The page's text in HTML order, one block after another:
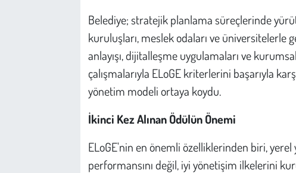
Belediye; stratejik planlama süreçlerinde
kuruluşları, meslek odaları ve üniversitelerle
anlayışı, dijitalleşme uygulamaları ve
çalışmalarıyla ELoGE kriterlerini başarıyla
yönetim modeli ortaya koydu.
İkinci Kez Alınan Ödülün Önemi
ELoGE'nin en önemli özelliklerinden biri,
performansını değil, iyi yönetişim ilkelerini